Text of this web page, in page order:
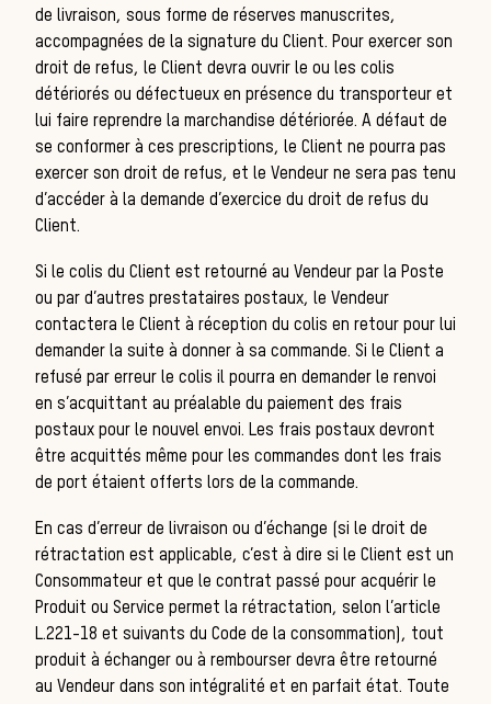
de livraison, sous forme de réserves manuscrites,
accompagnées de la signature du Client. Pour exercer son
droit de refus, le Client devra ouvrir le ou les colis
détériorés ou défectueux en présence du transporteur et
lui faire reprendre la marchandise détériorée. A défaut de
se conformer à ces prescriptions, le Client ne pourra pas
exercer son droit de refus, et le Vendeur ne sera pas tenu
d’accéder à la demande d’exercice du droit de refus du
Client.
Si le colis du Client est retourné au Vendeur par la Poste
ou par d’autres prestataires postaux, le Vendeur
contactera le Client à réception du colis en retour pour lui
demander la suite à donner à sa commande. Si le Client a
refusé par erreur le colis il pourra en demander le renvoi
en s’acquittant au préalable du paiement des frais
postaux pour le nouvel envoi. Les frais postaux devront
être acquittés même pour les commandes dont les frais
de port étaient offerts lors de la commande.
En cas d’erreur de livraison ou d’échange (si le droit de
rétractation est applicable, c’est à dire si le Client est un
Consommateur et que le contrat passé pour acquérir le
Produit ou Service permet la rétractation, selon l’article
L.221-18 et suivants du Code de la consommation), tout
produit à échanger ou à rembourser devra être retourné
au Vendeur dans son intégralité et en parfait état. Toute